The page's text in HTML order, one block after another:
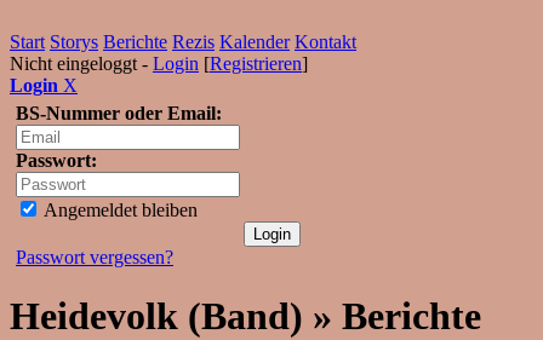
Start Storys Berichte Rezis Kalender Kontakt
Nicht eingeloggt - Login [Registrieren]
Login X
BS-Nummer oder Email:
Passwort:
Angemeldet bleiben
Passwort vergessen?
Heidevolk (Band) » Berichte